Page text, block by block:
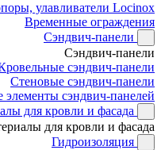
улавливатели Locinox
Временные ограждения
Сэндвич-панели
Сэндвич-панели
сэндвич-панели
Стеновые сэндвич-панели
элементы сэндвич-панелей
для кровли и фасада
для кровли и фасада
Гидроизоляция